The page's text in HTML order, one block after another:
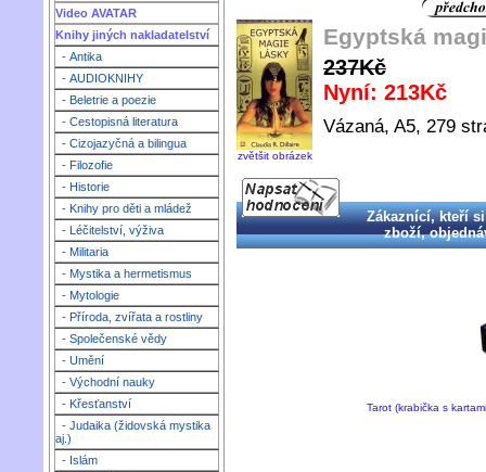
Video AVATAR
Knihy jiných nakladatelství
- Antika
- AUDIOKNIHY
- Beletrie a poezie
- Cestopisná literatura
- Cizojazyčná a bilingua
- Filozofie
- Historie
- Knihy pro děti a mládež
- Léčitelství, výživa
- Militaria
- Mystika a hermetismus
- Mytologie
- Příroda, zvířata a rostliny
- Společenské vědy
- Umění
- Východní nauky
- Křesťanství
- Judaika (židovská mystika
aj.)
- Islám
zvětšit obrázek
Egyptská
237Kč
Nyní: 213Kč
Vázaná, A5, 279
Zákaznící, kteří
zboží,
Tarot (krabička s